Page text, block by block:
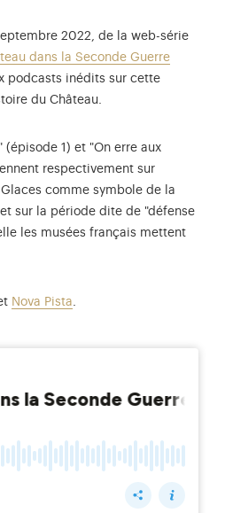
2022, de la web-série
dans la Seconde Guerre
podcasts inédits sur cette
du Château.
1) et "On erre aux
respectivement sur
comme symbole de la
sur la période dite de "défense
les musées français mettent
Nova Pista